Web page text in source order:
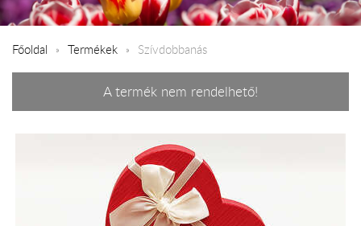
Főoldal Termékek Szívdobbanás
A termék nem rendelhető!